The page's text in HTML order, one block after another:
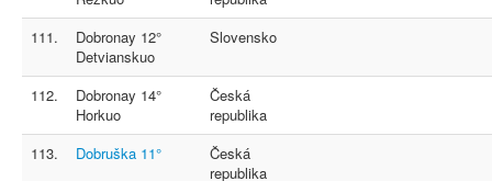
111.
Dobronay 12°
Detvianskuo
Slovensko
112.
Dobronay 14°
Horkuo
Česká
republika
113.
Dobruška 11°
Česká
republika